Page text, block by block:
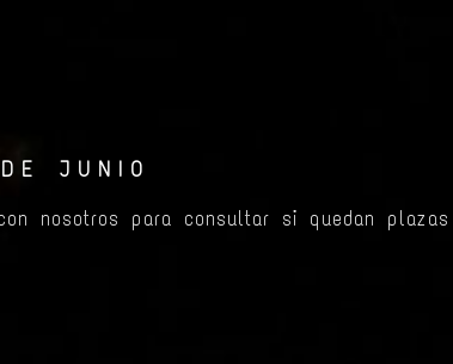
JUNIO
nosotros para consultar si quedan plazas